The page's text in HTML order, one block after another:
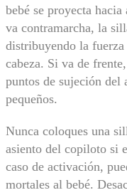
bebé se proyecta
va contramarcha, la
distribuyendo la
cabeza. Si va de
puntos de sujeción del
pequeños.
Nunca coloques una
asiento del copiloto si
caso de activación,
mortales al bebé.